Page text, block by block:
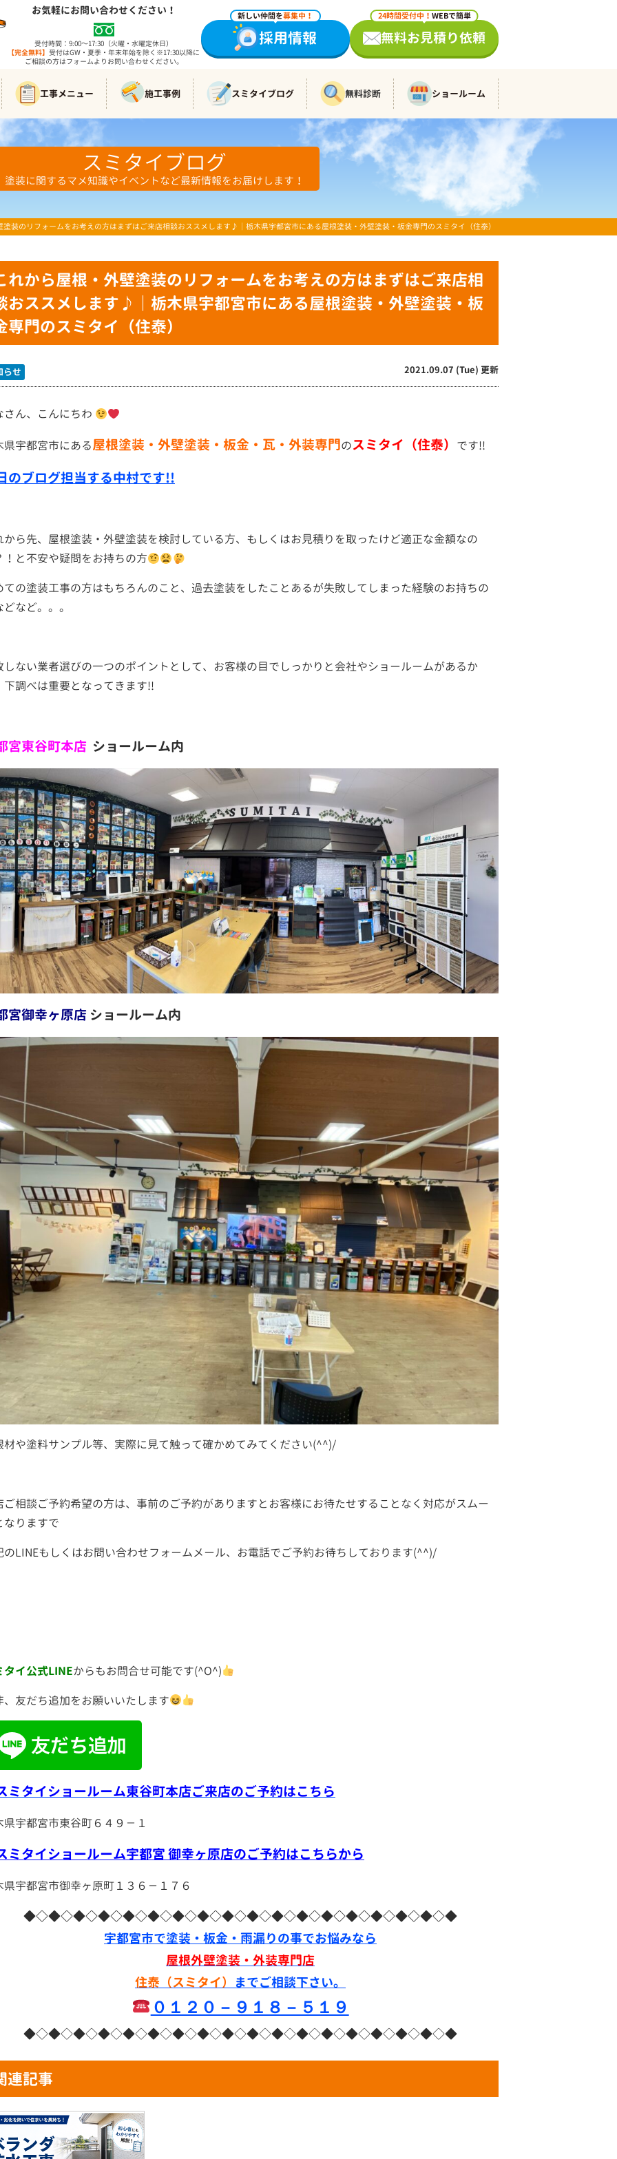
お気軽にお問い合わせください！
受付時間：9:00～17:30（火曜・水曜定休日）
【完全無料】 受付はGW・夏季・年末年始を除く※17:30以降に
ご相談の方はフォームよりお問い合わせください。
新しい仲間を募集中！
採用情報
24時間受付中！ WEBで簡単
無料お見積り依頼
工事メニュー 施工事例 スミタイブログ 無料診断 ショールーム
スミタイブログ
塗装に関するマメ知識やイベントなど最新情報をお届けします！
塗装のリフォームをお考えの方はまずはご来店相談おススメします♪｜栃木県宇都宮市にある屋根塗装・外壁塗装・板金専門のスミタイ（住泰）
れから屋根・外壁塗装のリフォームをお考えの方はまずはご来店相
おススメします♪｜栃木県宇都宮市にある屋根塗装・外壁塗装・板
専門のスミタイ（住泰）
らせ 2021.09.07 (Tue) 更新
さん、こんにちわ
県宇都宮市にある屋根塗装・外壁塗装・板金・瓦・外装専門のスミタイ（住泰） です!!
のブログ担当する中村です!!
から先、屋根塗装・外壁塗装を検討している方、もしくはお見積りを取ったけど適正な金額なの
！と不安や疑問をお持ちの方
ての塗装工事の方はもちろんのこと、過去塗装をしたことあるが失敗してしまった経験のお持ちの
など。。。
しない業者選びの一つのポイントとして、お客様の目でしっかりと会社やショールームがあるか
下調べは重要となってきます!!
宮東谷町本店 ショールーム内
宮御幸ヶ原店 ショールーム内
材や塗料サンプル等、実際に見て触って確かめてみてください(^^)/
ご相談ご予約希望の方は、事前のご予約がありますとお客様にお待たせすることなく対応がスムー
なりますで
のLINEもしくはお問い合わせフォームメール、お電話でご予約お待ちしております(^^)/
タイ公式LINEからもお問合せ可能です(^O^)
、友だち追加をお願いいたします
タイショールーム東谷町本店ご来店のご予約はこちら
県宇都宮市東谷町６４９－１
タイショールーム宇都宮 御幸ヶ原店のご予約はこちらから
県宇都宮市御幸ヶ原町１３６－１７６
◆◇◆◇◆◇◆◇◆◇◆◇◆◇◆◇◆◇◆◇◆◇◆◇◆◇◆◇◆◇◆◇◆◇◆
宇都宮市で塗装・板金・雨漏りの事でお悩みなら
屋根外壁塗装・外装専門店
住泰（スミタイ） までご相談下さい。
０１２０－９１８－５１９
◆◇◆◇◆◇◆◇◆◇◆◇◆◇◆◇◆◇◆◇◆◇◆◇◆◇◆◇◆◇◆◇◆◇◆
連記事